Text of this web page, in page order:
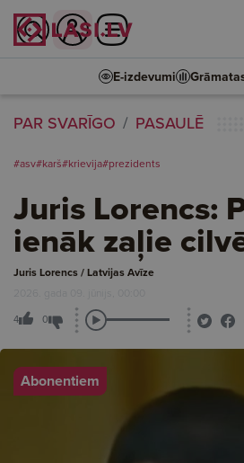
E-izdevumi
PAR SVARĪGO PASAULĒ
#asv#karš#krievija#prezidents
Juris Lorencs:
ienāk zaļie
Juris Lorencs / Latvijas Avīze
2026. gada 09. jūnijs, 00:00
4 0
Abonentiem